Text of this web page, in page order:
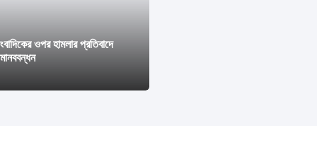
ওপর হামলার প্রতিবাদে